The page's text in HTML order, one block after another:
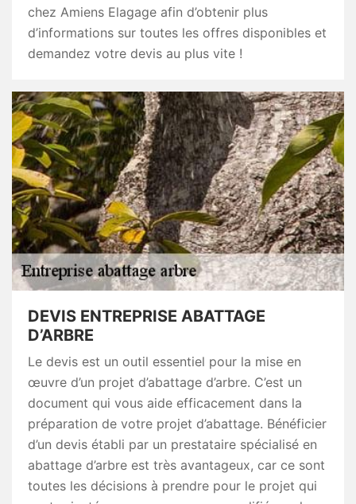
chez Amiens Elagage afin d’obtenir plus
d’informations sur toutes les offres disponibles et
demandez votre devis au plus vite !
DEVIS ENTREPRISE ABATTAGE
D’ARBRE
Le devis est un outil essentiel pour la mise en
œuvre d’un projet d’abattage d’arbre. C’est un
document qui vous aide efficacement dans la
préparation de votre projet d’abattage. Bénéficier
d’un devis établi par un prestataire spécialisé en
abattage d’arbre est très avantageux, car ce sont
toutes les décisions à prendre pour le projet qui